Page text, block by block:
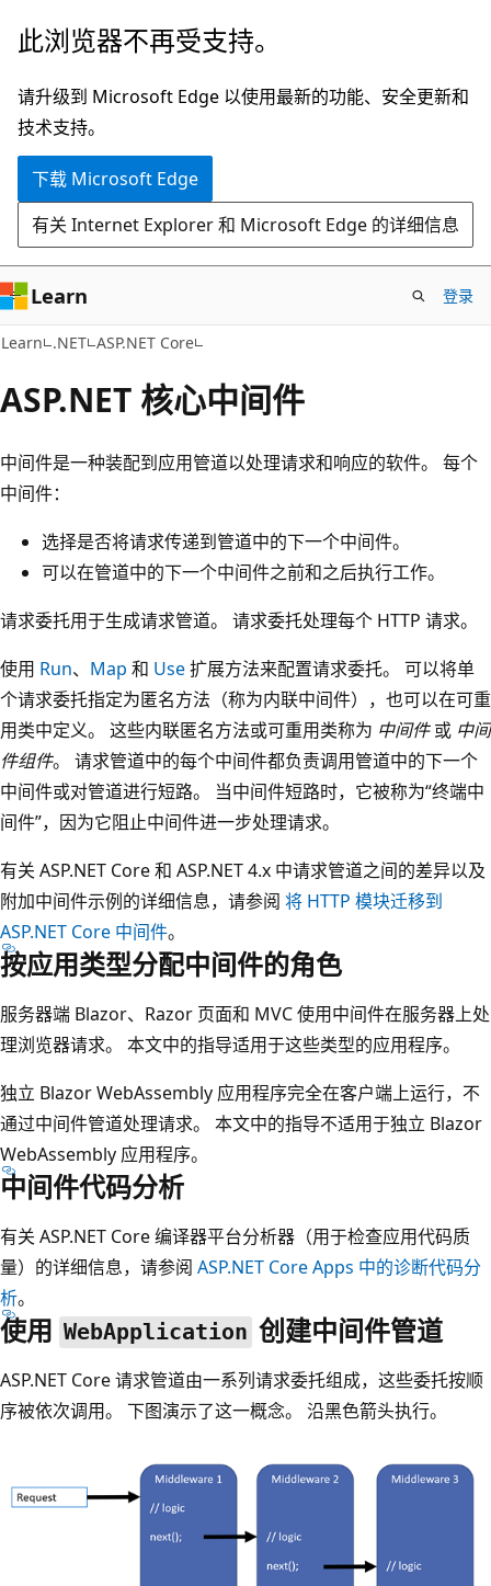
跳
主
要
内
此浏览器不再受支持。
请升级到 Microsoft Edge 以使用最新的功能、安全更新和
技术支持。
下载 Microsoft Edge
有关 Internet Explorer 和 Microsoft Edge 的详细信息
Learn 登录
Learn .NET ASP.NET Core
ASP.NET 核心中间件
中间件是一种装配到应用管道以处理请求和响应的软件。 每个
中间件：
选择是否将请求传递到管道中的下一个中间件。
可以在管道中的下一个中间件之前和之后执行工作。
请求委托用于生成请求管道。 请求委托处理每个 HTTP 请求。
使用 Run、 Map 和 Use扩展方法来配置请求委托。 可以将单
个请求委托指定为匿名方法（称为内联中间件），也可以在可重
用类中定义。 这些内联匿名方法或可重用类称为 中间件或 中间
件组件。 请求管道中的每个中间件都负责调用管道中的下一个
中间件或对管道进行短路。 当中间件短路时，它被称为“终端中
间件”，因为它阻止中间件进一步处理请求。
有关 ASP.NET Core 和 ASP.NET 4.x 中请求管道之间的差异以及
附加中间件示例的详细信息，请参阅 将 HTTP 模块迁移到
ASP.NET Core 中间件。
按应用类型分配中间件的角色
服务器端 Blazor、Razor 页面和 MVC 使用中间件在服务器上处
理浏览器请求。 本文中的指导适用于这些类型的应用程序。
独立 Blazor WebAssembly 应用程序完全在客户端上运行，不
通过中间件管道处理请求。 本文中的指导不适用于独立 Blazor
WebAssembly 应用程序。
中间件代码分析
有关 ASP.NET Core 编译器平台分析器（用于检查应用代码质
量）的详细信息，请参阅 ASP.NET Core Apps 中的诊断代码分
析。
使用 WebApplication 创建中间件管道
ASP.NET Core 请求管道由一系列请求委托组成，这些委托按顺
序被依次调用。 下图演示了这一概念。 沿黑色箭头执行。